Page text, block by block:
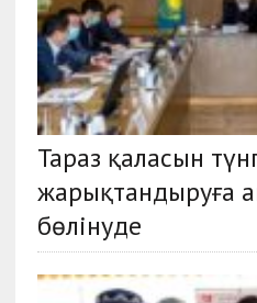
Тараз қаласын
жарықтандыруға
бөлінуде